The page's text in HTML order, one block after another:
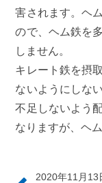
害されます。ヘ
ので、ヘム鉄を
しません。
キレート鉄を摂
ないようにしな
不足しないよう
なりますが、ヘ
2020年11月13